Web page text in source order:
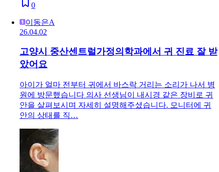
0
이동은A
26.04.02
고양시 중산센트럴가정의학과에서 귀 진료 잘 받
았어요
아이가 얼마 전부터 귀에서 바스락 거리는 소리가 나서 병
원에 방문했습니다 의사 선생님이 내시경 같은 장비로 귀
안을 살펴보시며 자세히 설명해주셨습니다. 모니터에 귀
안의 상태를 직…